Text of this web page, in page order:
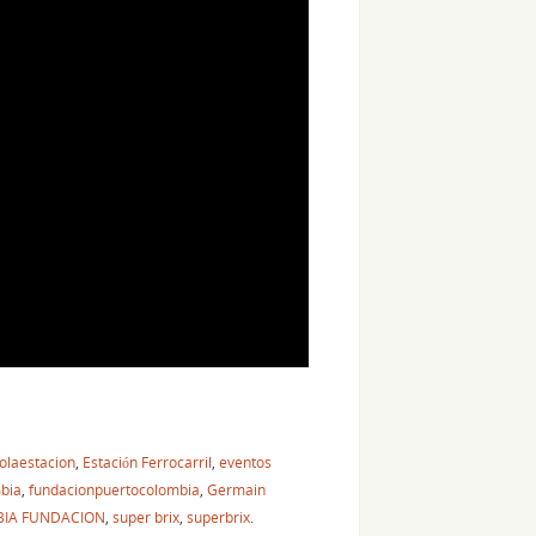
Estación Ferrocarril eventos
fundacionpuertocolombia Germain
FUNDACION super brix superbrix